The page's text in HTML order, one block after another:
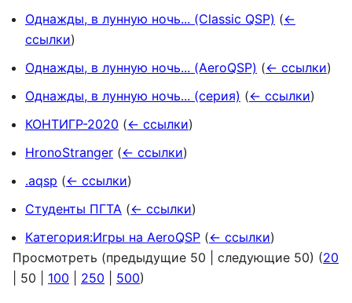
Однажды, в лунную ночь... (Classic QSP) (←
ссылки)
Однажды, в лунную ночь... (AeroQSP) (← ссылки)
Однажды, в лунную ночь... (серия) (← ссылки)
КОНТИГР-2020 (← ссылки)
HronoStranger (← ссылки)
.aqsp (← ссылки)
Студенты ПГТА (← ссылки)
Категория:Игры на AeroQSP (← ссылки)
Просмотреть (предыдущие 50 следующие 50) (20
50 100 250 500)